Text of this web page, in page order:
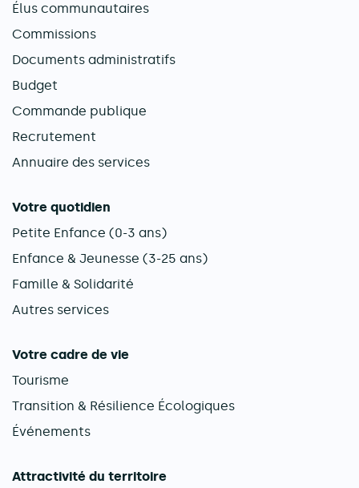
Élus communautaires
Commissions
Documents administratifs
Budget
Commande publique
Recrutement
Annuaire des services
Votre quotidien
Petite Enfance (0-3 ans)
Enfance & Jeunesse (3-25 ans)
Famille & Solidarité
Autres services
Votre cadre de vie
Tourisme
Transition & Résilience Écologiques
Événements
Attractivité du territoire